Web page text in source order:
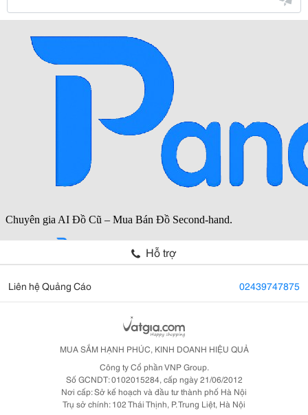
Hỗ trợ
Liên hệ Quảng Cáo 02439747875
MUA SẮM HẠNH PHÚC, KINH DOANH HIỆU QUẢ
Công ty Cổ phần VNP Group.
Số GCNDT: 0102015284, cấp ngày 21/06/2012
Nơi cấp: Sở kế hoạch và đầu tư thành phố Hà Nội
Trụ sở chính: 102 Thái Thịnh, P. Trung Liệt, Hà Nội